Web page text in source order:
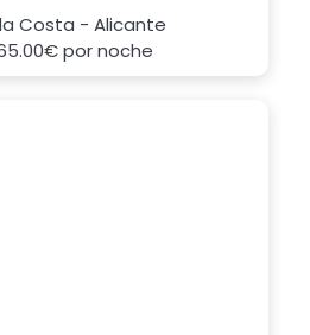
Costa - Alicante
por noche